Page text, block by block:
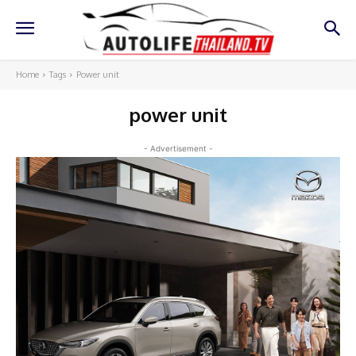
Home Tags Power unit
power unit
- Advertisement -